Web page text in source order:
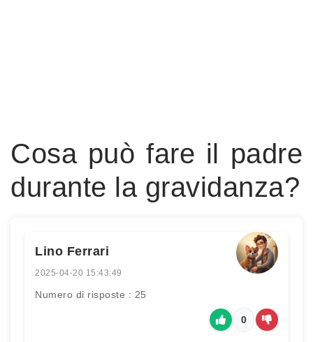
Cosa può fare il padre
durante la gravidanza?
Lino Ferrari
2025-04-20 15:43:49
Numero di risposte : 25
0